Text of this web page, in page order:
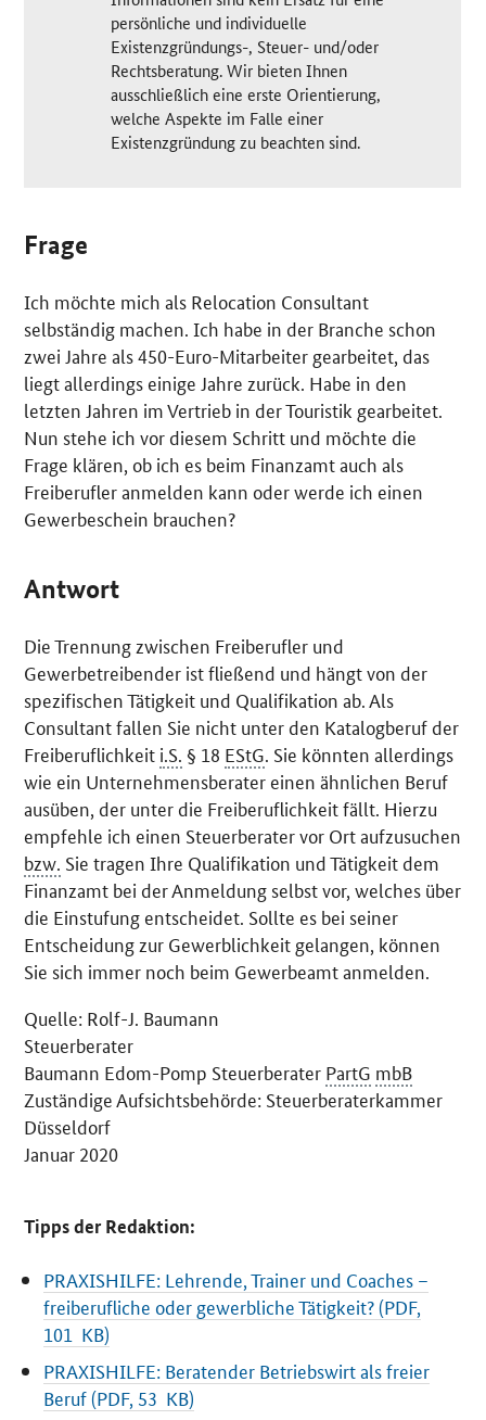
persönliche und individuelle
Existenzgründungs-, Steuer- und/oder
Rechtsberatung. Wir bieten Ihnen
ausschließlich eine erste Orientierung,
welche Aspekte im Falle einer
Existenzgründung zu beachten sind.
Frage
Ich möchte mich als Relocation Consultant
selbständig machen. Ich habe in der Branche schon
zwei Jahre als 450-Euro-Mitarbeiter gearbeitet, das
liegt allerdings einige Jahre zurück. Habe in den
letzten Jahren im Vertrieb in der Touristik gearbeitet.
Nun stehe ich vor diesem Schritt und möchte die
Frage klären, ob ich es beim Finanzamt auch als
Freiberufler anmelden kann oder werde ich einen
Gewerbeschein brauchen?
Antwort
Die Trennung zwischen Freiberufler und
Gewerbetreibender ist fließend und hängt von der
spezifischen Tätigkeit und Qualifikation ab. Als
Consultant fallen Sie nicht unter den Katalogberuf der
Freiberuflichkeit i.S. § 18 EStG. Sie könnten allerdings
wie ein Unternehmensberater einen ähnlichen Beruf
ausüben, der unter die Freiberuflichkeit fällt. Hierzu
empfehle ich einen Steuerberater vor Ort aufzusuchen
bzw. Sie tragen Ihre Qualifikation und Tätigkeit dem
Finanzamt bei der Anmeldung selbst vor, welches über
die Einstufung entscheidet. Sollte es bei seiner
Entscheidung zur Gewerblichkeit gelangen, können
Sie sich immer noch beim Gewerbeamt anmelden.
Quelle: Rolf-J. Baumann
Steuerberater
Baumann Edom-Pomp Steuerberater PartG mbB
Zuständige Aufsichtsbehörde: Steuerberaterkammer
Düsseldorf
Januar 2020
Tipps der Redaktion:
PRAXISHILFE: Lehrende, Trainer und Coaches –
freiberufliche oder gewerbliche Tätigkeit? (PDF,
101 KB)
PRAXISHILFE: Beratender Betriebswirt als freier
Beruf (PDF, 53 KB)